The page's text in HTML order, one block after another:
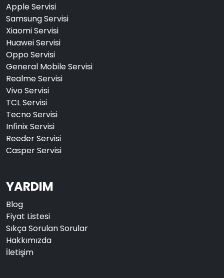
Apple Servisi
Samsung Servisi
Xiaomi Servisi
Huawei Servisi
Oppo Servisi
General Mobile Servisi
Realme Servisi
Vivo Servisi
TCL Servisi
Tecno Servisi
Infinix Servisi
Reeder Servisi
Casper Servisi
YARDIM
Blog
Fiyat Listesi
Sıkça Sorulan Sorular
Hakkımızda
İletişim